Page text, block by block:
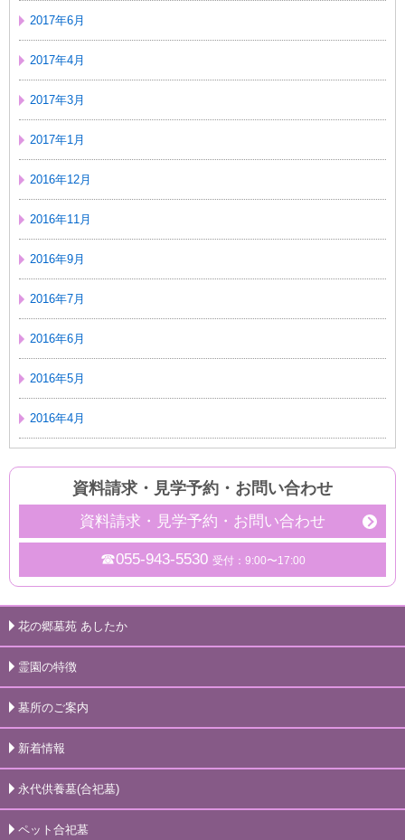
2017年6月
2017年4月
2017年3月
2017年1月
2016年12月
2016年11月
2016年9月
2016年7月
2016年6月
2016年5月
2016年4月
資料請求・見学予約 ・ お問い合わせ
資料請求・見学予約・お問い合わせ
☎055-943-5530 受付：9:00〜17:00
花の郷墓苑 あしたか
霊園の特徴
墓所のご案内
新着情報
永代供養墓(合祀墓)
ペット合祀墓